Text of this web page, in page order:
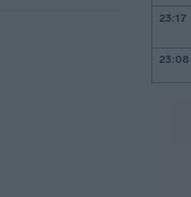
23:17
23:08